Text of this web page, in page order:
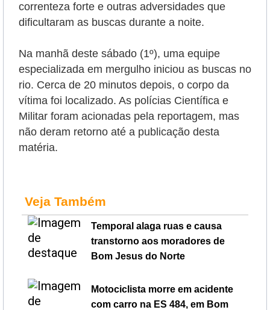
correnteza forte e outras adversidades que
dificultaram as buscas durante a noite.
Na manhã deste sábado (1º), uma equipe
especializada em mergulho iniciou as buscas no
rio. Cerca de 20 minutos depois, o corpo da
vítima foi localizado. As polícias Científica e
Militar foram acionadas pela reportagem, mas
não deram retorno até a publicação desta
matéria.
Veja Também
Temporal alaga ruas e causa
transtorno aos moradores de
Bom Jesus do Norte
Motociclista morre em acidente
com carro na ES 484, em Bom